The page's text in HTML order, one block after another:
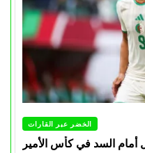
الخضر عبر القارات
السد في كأس الأمير